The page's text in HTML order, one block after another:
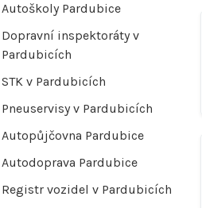
Autoškoly Pardubice
Dopravní inspektoráty v
Pardubicích
STK v Pardubicích
Pneuservisy v Pardubicích
Autopůjčovna Pardubice
Autodoprava Pardubice
Registr vozidel v Pardubicích